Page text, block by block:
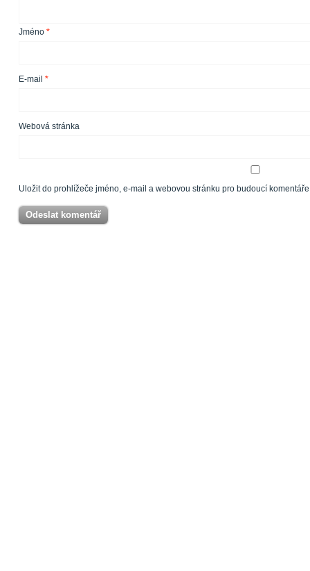
Jméno *
E-mail *
Webová stránka
Uložit do prohlížeče jméno, e-mail a webovou stránku pro budoucí